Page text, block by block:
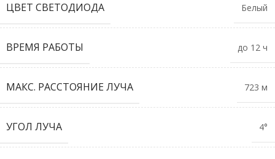
ЦВЕТ СВЕТОДИОДА Белый
ВРЕМЯ РАБОТЫ до 12 ч
МАКС. РАССТОЯНИЕ ЛУЧА 723 м
УГОЛ ЛУЧА 4°